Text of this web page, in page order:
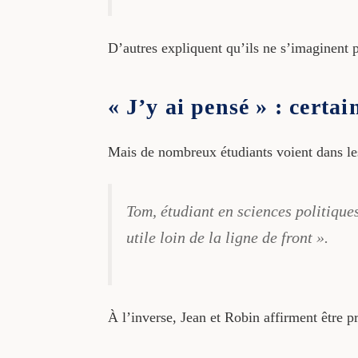
D’autres expliquent qu’ils ne s’imaginent
« J’y ai pensé » :
Mais de nombreux étudiants voient dans
Tom, étudiant en sciences
utile loin de la ligne de front ».
À l’inverse, Jean et Robin affirment être